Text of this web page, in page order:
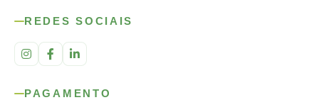
REDES SOCIAIS
PAGAMENTO